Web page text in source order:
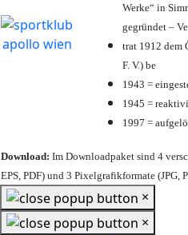
Werke“ in
gegründet –
trat 1912 dem
F. V.) be
1943 =
1945 =
1997 =
Download: Im Downloadpaket sind 4
EPS, PDF) und 3 Pixelgrafikformate (JPG,
×
×